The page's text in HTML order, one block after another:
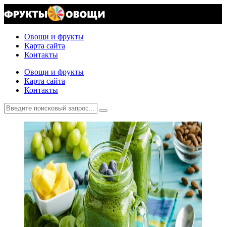
Овощи и фрукты
Карта сайта
Контакты
Овощи и фрукты
Карта сайта
Контакты